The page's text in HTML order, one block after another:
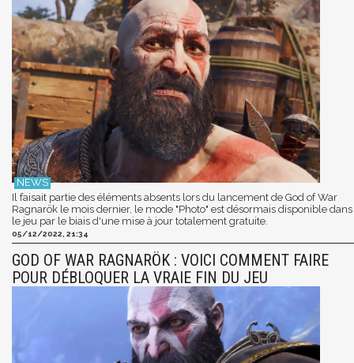
Il faisait partie des éléments absents lors du lancement de God of War
Ragnarök le mois dernier, le mode "Photo" est désormais disponible dans
le jeu par le biais d'une mise à jour totalement gratuite.
05/12/2022, 21:34
GOD OF WAR RAGNARÖK : VOICI COMMENT FAIRE
POUR DÉBLOQUER LA VRAIE FIN DU JEU